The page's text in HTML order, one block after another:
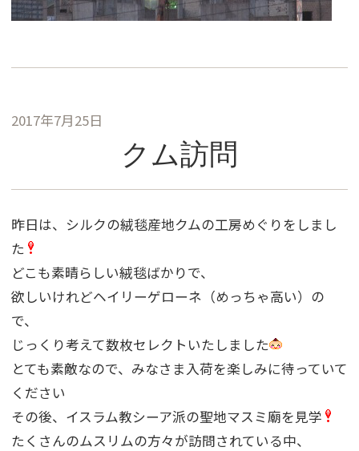
2017年7月25日
クム訪問
昨日は、シルクの絨毯産地クムの工房めぐりをしまし
た
どこも素晴らしい絨毯ばかりで、
欲しいけれどヘイリーゲローネ（めっちゃ高い）の
で、
じっくり考えて数枚セレクトいたしました
とても素敵なので、みなさま入荷を楽しみに待っていて
ください
その後、イスラム教シーア派の聖地マスミ廟を見学
たくさんのムスリムの方々が訪問されている中、